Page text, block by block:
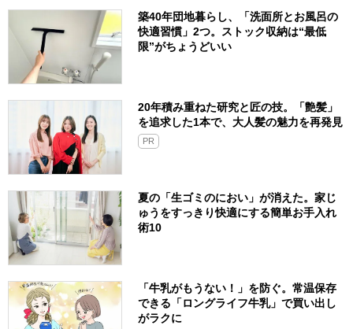
築40年団地暮らし、「洗面所とお風呂の
快適習慣」2つ。ストック収納は“最低
限”がちょうどいい
20年積み重ねた研究と匠の技。「艶髪」
を追求した1本で、大人髪の魅力を再発見
PR
夏の「生ゴミのにおい」が消えた。家じ
ゅうをすっきり快適にする簡単お手入れ
術10
「牛乳がもうない！」を防ぐ。常温保存
できる「ロングライフ牛乳」で買い出し
がラクに